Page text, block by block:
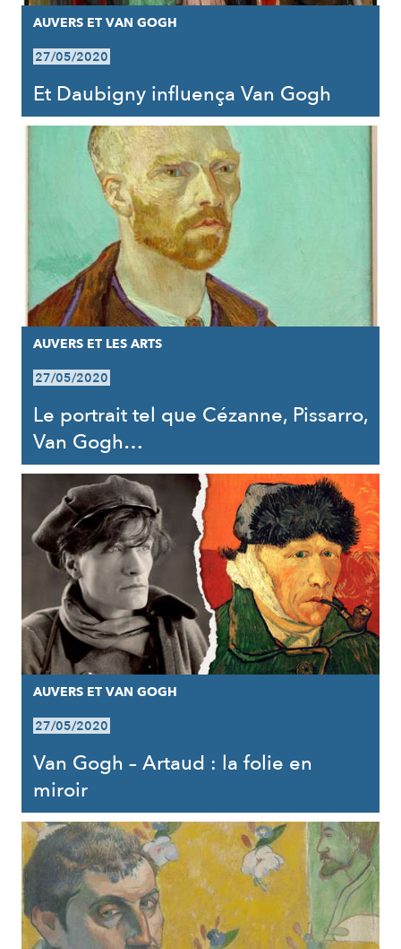
AUVERS ET VAN GOGH
27/05/2020
Et Daubigny influença Van Gogh
AUVERS ET LES ARTS
27/05/2020
Le portrait tel que Cézanne, Pissarro,
Van Gogh…
AUVERS ET VAN GOGH
27/05/2020
Van Gogh – Artaud : la folie en
miroir